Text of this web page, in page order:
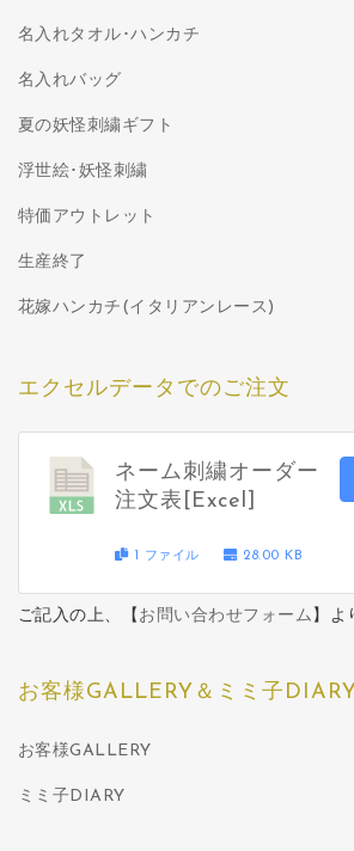
名入れタオル･ハンカチ
名入れバッグ
夏の妖怪刺繍ギフト
浮世絵･妖怪刺繍
特価アウトレット
生産終了
花嫁ハンカチ(イタリアンレース)
エクセルデータでのご注文
ネーム刺繍オーダー
注文表[Excel]
1 ファイル 28.00 KB
ご記入の上、【 お問い合わせフォーム 】よ
お客様GALLERY＆ミミ子DIARY
お客様GALLERY
ミミ子DIARY